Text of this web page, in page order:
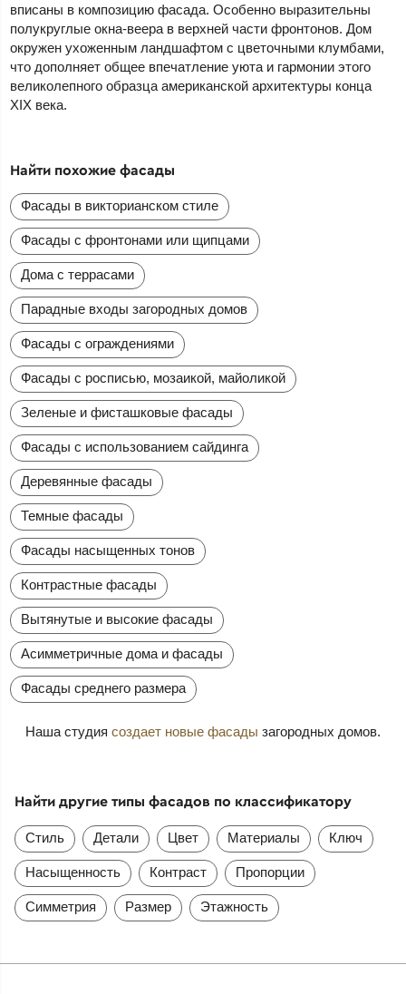
вписаны в композицию фасада. Особенно выразительны
полукруглые окна-веера в верхней части фронтонов. Дом
окружен ухоженным ландшафтом с цветочными клумбами,
что дополняет общее впечатление уюта и гармонии этого
великолепного образца американской архитектуры конца
XIX века.
Найти похожие фасады
Фасады в викторианском стиле
Фасады с фронтонами или щипцами
Дома с террасами
Парадные входы загородных домов
Фасады с ограждениями
Фасады с росписью, мозаикой, майоликой
Зеленые и фисташковые фасады
Фасады с использованием сайдинга
Деревянные фасады
Темные фасады
Фасады насыщенных тонов
Контрастные фасады
Вытянутые и высокие фасады
Асимметричные дома и фасады
Фасады среднего размера
Наша студия создает новые фасады загородных домов.
Найти другие типы фасадов по классификатору
Стиль Детали Цвет Материалы Ключ
Насыщенность Контраст Пропорции
Симметрия Размер Этажность